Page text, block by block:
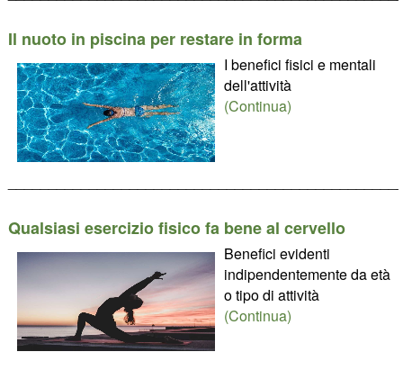
Il nuoto in piscina per restare in forma
I benefici fisici e mentali
dell'attività
(Continua)
Qualsiasi esercizio fisico fa bene al cervello
Benefici evidenti
indipendentemente da età
o tipo di attività
(Continua)